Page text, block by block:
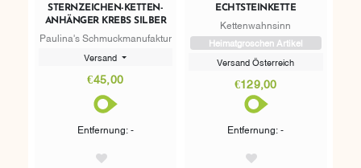
STERNZEICHEN-KETTEN-
ANHÄNGER KREBS SILBER
Paulina's Schmuckmanufaktur
Versand
€45,00
Entfernung: -
ECHTSTEINKETTE
Kettenwahnsinn
Heimatgroschen Artikel
Versand Österreich
€129,00
Entfernung: -